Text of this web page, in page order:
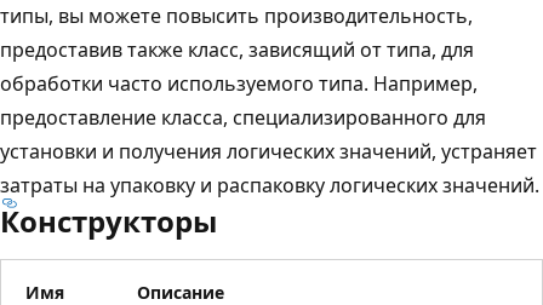
типы, вы можете повысить производительность,
предоставив также класс, зависящий от типа, для
обработки часто используемого типа. Например,
предоставление класса, специализированного для
установки и получения логических значений, устраняет
затраты на упаковку и распаковку логических значений.
Конструкторы
Имя Описание